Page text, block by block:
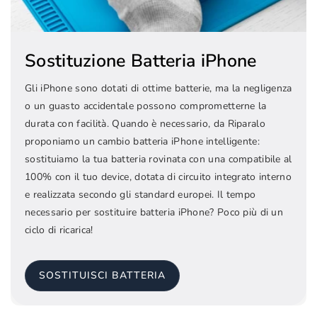
Sostituzione Batteria iPhone
Gli iPhone sono dotati di ottime batterie, ma la negligenza
o un guasto accidentale possono comprometterne la
durata con facilità. Quando è necessario, da Riparalo
proponiamo un cambio batteria iPhone intelligente:
sostituiamo la tua batteria rovinata con una compatibile al
100% con il tuo device, dotata di circuito integrato interno
e realizzata secondo gli standard europei. Il tempo
necessario per sostituire batteria iPhone? Poco più di un
ciclo di ricarica!
SOSTITUISCI BATTERIA